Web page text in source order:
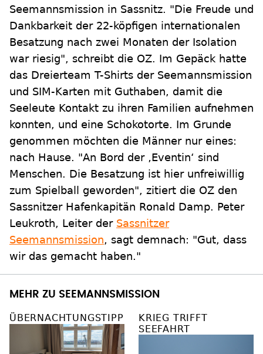
Seemannsmission in Sassnitz. "Die Freude und
Dankbarkeit der 22-köpfigen internationalen
Besatzung nach zwei Monaten der Isolation
war riesig", schreibt die OZ. Im Gepäck hatte
das Dreierteam T-Shirts der Seemannsmission
und SIM-Karten mit Guthaben, damit die
Seeleute Kontakt zu ihren Familien aufnehmen
konnten, und eine Schokotorte. Im Grunde
genommen möchten die Männer nur eines:
nach Hause. "An Bord der ‚Eventin‘ sind
Menschen. Die Besatzung ist hier unfreiwillig
zum Spielball geworden", zitiert die OZ den
Sassnitzer Hafenkapitän Ronald Damp. Peter
Leukroth, Leiter der Sassnitzer
Seemannsmission, sagt demnach: "Gut, dass
wir das gemacht haben."
MEHR ZU SEEMANNSMISSION
ÜBERNACHTUNGSTIPP
KRIEG TRIFFT
SEEFAHRT